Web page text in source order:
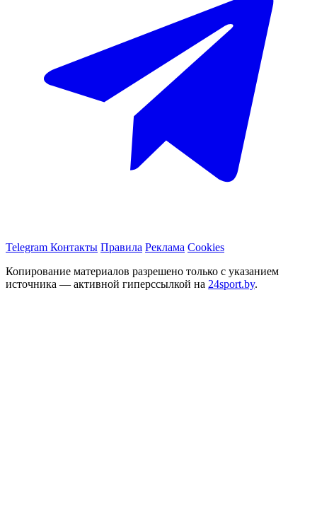
Telegram Контакты Правила Реклама Cookies
Копирование материалов разрешено только с указанием
источника — активной гиперссылкой на 24sport.by.